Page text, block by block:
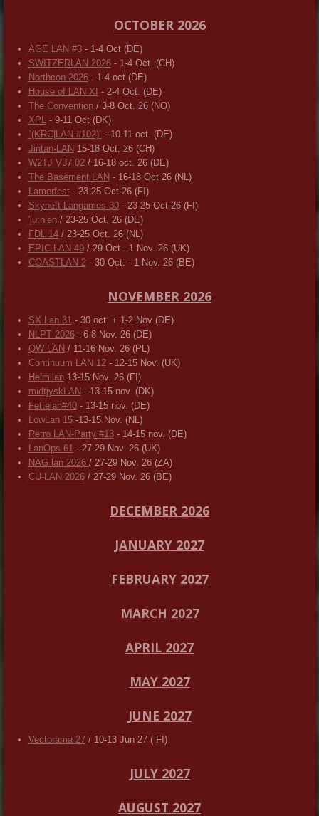
OCTOBER 2026
AGE LAN #3- 1-4 Oct (DE)
SWITZERLAN 2026- 1-4 Oct. (CH)
Northcon 2026- 1-4 oct (DE)
House of LAN XI - 2-4 Oct. (DE)
The Convention/ 3-8 Oct. 26 (NO)
XPL- 9-11 Oct (DK)
`(KRC|LAN #102)´ - 10-11 oct. (DE)
Jintan-LAN 15-18 Oct. 26 (CH)
W2TJ V37.02/ 16-18 oct. 26 (DE)
The Basement LAN - 16-18 Oct 26 (NL)
Lamerfest- 23-25 Oct 26 (FI)
Skynett Langames 30- 23-25 Oct 26 (FI)
'ju:nien/ 23-25 Oct. 26 (DE)
FDL 14/ 23-25 Oct. 26 (NL)
EPIC LAN 49/ 29 Oct - 1 Nov. 26 (UK)
COASTLAN 2- 30 Oct. - 1 Nov. 26 (BE)
NOVEMBER 2026
SX Lan 31- 30 oct. + 1-2 Nov (DE)
NLPT 2026- 6-8 Nov. 26 (DE)
QW LAN / 11-16 Nov. 26 (PL)
Continuum LAN 12- 12-15 Nov. (UK)
Helmilan13-15 Nov. 26 (FI)
midtjyskLAN - 13-15 nov. (DK)
Fettelan#40- 13-15 nov. (DE)
LowLan 15-13-15 Nov. (NL)
Retro LAN-Party #13- 14-15 nov. (DE)
LanOps 61- 27-29 Nov. 26 (UK)
NAG lan 2026 / 27-29 Nov. 26 (ZA)
CU-LAN 2026/ 27-29 Nov. 26 (BE)
DECEMBER 2026
JANUARY 2027
FEBRUARY 2027
MARCH 2027
APRIL 2027
MAY 2027
JUNE 2027
Vectorama 27/ 10-13 Jun 27 ( FI)
JULY 2027
AUGUST 2027